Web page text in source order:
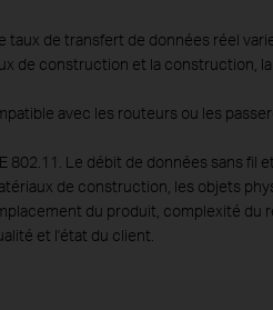
taux de transfert de données réel
de construction et la construction,
avec les routeurs ou les
802.11. Le débit de données sans fil
de construction, les objets
du produit, complexité du
et l'état du client.